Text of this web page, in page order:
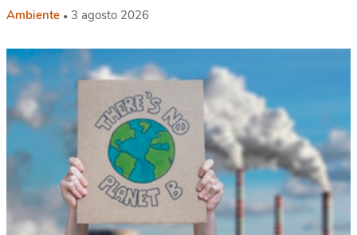
Ambiente 3 agosto 2026